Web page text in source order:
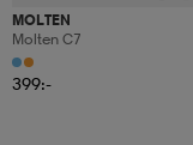
MOLTEN
Molten C7
399:-